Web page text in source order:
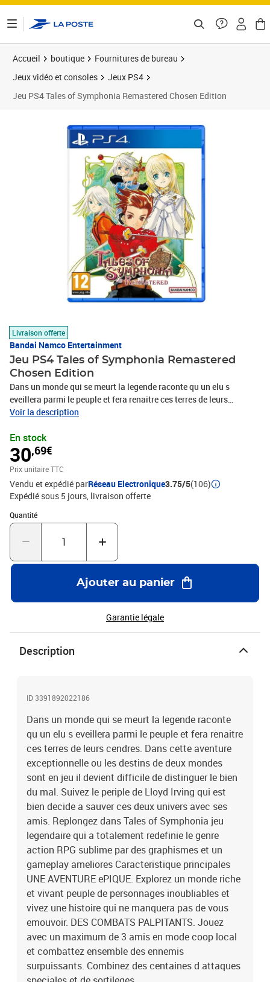
Accueil boutique
Fournitures de bureau
Jeux vidéo et consoles
Jeux PS4
Jeu PS4 Tales of Symphonia Remastered Chosen Edition
Livraison offerte
Bandai Namco Entertainment
Jeu PS4 Tales of Symphonia Remastered
Chosen Edition
Dans un monde qui se meurt la legende raconte qu un elu s
eveillera parmi le peuple et fera renaitre ces terres de leurs
cendres. Dans cette aventure exceptionnelle ou les destins de deux
Suivez le periple de Lloyd Irving qui est bien decide a sauver ces
deux univers avec ses amis. Replongez dans Tales of Symphonia
jeu legendaire qui a totalement redefinie le genre action RPG
sublime par des graphismes et un gameplay ameliores
Caracteristique principales UNE AVENTURE ePIQUE. Explorez un
monde riche et vivant peuple de personnages inoubliables et vivez
une histoire qui ne manquera pas de vous emouvoir. DES
COMBATS PALPITANTS. Jouez avec un maximum de 3 amis en
mode coop local et combattez ensemble des ennemis
sortileges
Voir la description
En stock
30,69€
Prix unitaire TTC
Vendu et expédié parRéseau Electronique3.75/5(106)
Expédié sous 5 jours livraison offerte
Quantité
Quantité : 1
Ajouter au panier
Garantie légale
Description
ID 3391892022186
Dans un monde qui se meurt la legende raconte
qu un elu s eveillera parmi le peuple et fera renaitre
ces terres de leurs cendres. Dans cette aventure
exceptionnelle ou les destins de deux mondes
sont en jeu il devient difficile de distinguer le bien
du mal. Suivez le periple de Lloyd Irving qui est
bien decide a sauver ces deux univers avec ses
amis. Replongez dans Tales of Symphonia jeu
legendaire qui a totalement redefinie le genre
action RPG sublime par des graphismes et un
gameplay ameliores Caracteristique principales
UNE AVENTURE ePIQUE. Explorez un monde riche
et vivant peuple de personnages inoubliables et
vivez une histoire qui ne manquera pas de vous
emouvoir. DES COMBATS PALPITANTS. Jouez
avec un maximum de 3 amis en mode coop local
et combattez ensemble des ennemis
surpuissants. Combinez des centaines d attaques